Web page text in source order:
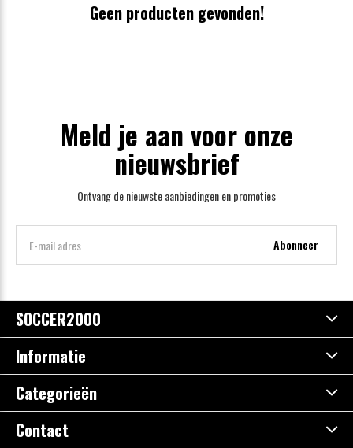
Geen producten gevonden!
Meld je aan voor onze
nieuwsbrief
Ontvang de nieuwste aanbiedingen en promoties
Abonneer
SOCCER2000
Informatie
Categorieën
Contact